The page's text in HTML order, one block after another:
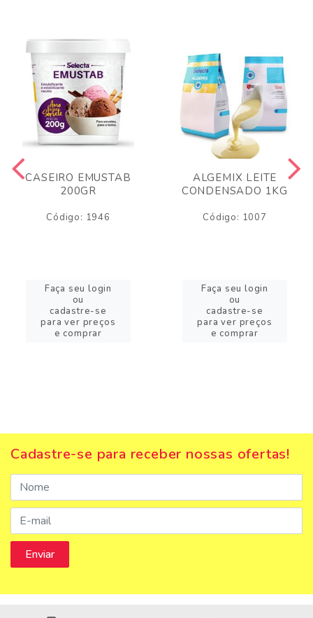
CASEIRO EMUSTAB
200GR
Código: 1946
Faça seu login
ou
cadastre-se
para ver preços
e comprar
ALGEMIX LEITE
CONDENSADO 1KG
Código: 1007
Faça seu login
ou
cadastre-se
para ver preços
e comprar
Cadastre-se para receber nossas ofertas!